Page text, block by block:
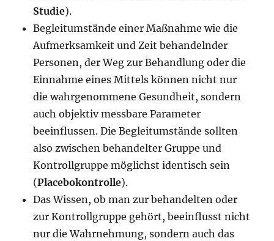
Studie).
Begleitumstände einer Maßnahme wie die
Aufmerksamkeit und Zeit behandelnder
Personen, der Weg zur Behandlung oder die
Einnahme eines Mittels können nicht nur
die wahrgenommene Gesundheit, sondern
auch objektiv messbare Parameter
beeinflussen. Die Begleitumstände sollten
also zwischen behandelter Gruppe und
Kontrollgruppe möglichst identisch sein
(Placebokontrolle).
Das Wissen, ob man zur behandelten oder
zur Kontrollgruppe gehört, beeinflusst nicht
nur die Wahrnehmung, sondern auch das